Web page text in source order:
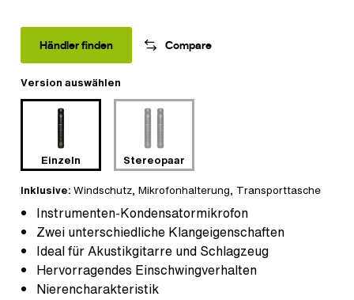
Instrumenten-Kondensatormikrofon
Zwei unterschiedliche Klangeigenschaften
Ideal für Akustikgitarre und Schlagzeug
Hervorragendes Einschwingverhalten
Nierencharakteristik
Inklusive: Windschutz, Mikrofonhalterung, Transporttasche
Version auswählen
Einzeln Stereopaar
Händler finden Compare